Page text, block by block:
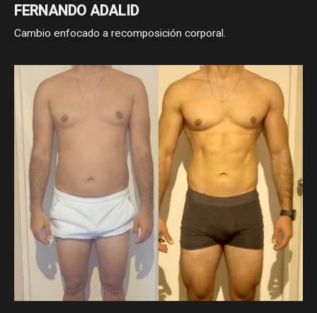
FERNANDO ADALID
Cambio enfocado a recomposición corporal.